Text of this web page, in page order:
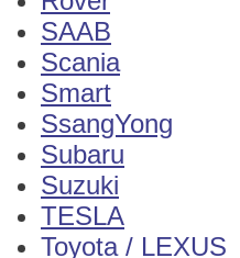
SAAB
Scania
Smart
SsangYong
Subaru
Suzuki
TESLA
Toyota / LEXUS